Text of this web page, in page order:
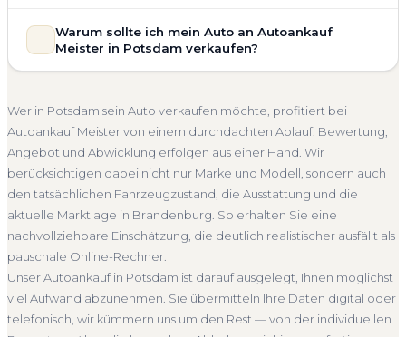
Unfallwagen Potsdam Motorschaden
Ohne TÜV
Getriebeschaden
Faire Bewertung
Schätzung, sondern eine fundierte Einschätzung, die nah am
tatsächlichen Verkaufspreis liegt — speziell für den Markt in
Brandenburg.
Unverbindlich
Seriöse Einschätzung
umfasst die kostenlose Abholung direkt an Ihrer Adresse —
egal ob zu Hause, am Arbeitsplatz oder an einem Treffpunkt
erfolgt direkt bei Übergabe, auf Wunsch übernehmen wir
auch die Abmeldung.
Abholung Potsdam Nicht fahrbereit
Barzahlung
Abmeldung inklusive
Warum sollte ich mein Auto an Autoankauf
Meister in Potsdam verkaufen?
deutschlandweit an — auch in Potsdam und ganz
Brandenburg. Sie erhalten eine kostenlose Bewertung, ein
verbindliches Angebot und auf Wunsch den kompletten
Service von der Abholung bis zur Abmeldung. Über 4.800
zufriedene Kunden sprechen für sich.
Seit 2010 4.800+ Ankäufe
Komplettservice
Brandenburg
Wer in Potsdam sein Auto verkaufen möchte, profitiert bei
Autoankauf Meister von einem durchdachten Ablauf: Bewertung,
Angebot und Abwicklung erfolgen aus einer Hand. Wir
berücksichtigen dabei nicht nur Marke und Modell, sondern auch
den tatsächlichen Fahrzeugzustand, die Ausstattung und die
aktuelle Marktlage in Brandenburg. So erhalten Sie eine
nachvollziehbare Einschätzung, die deutlich realistischer ausfällt als
pauschale Online-Rechner.
Unser Autoankauf in Potsdam ist darauf ausgelegt, Ihnen möglichst
viel Aufwand abzunehmen. Sie übermitteln Ihre Daten digital oder
telefonisch, wir kümmern uns um den Rest — von der individuellen